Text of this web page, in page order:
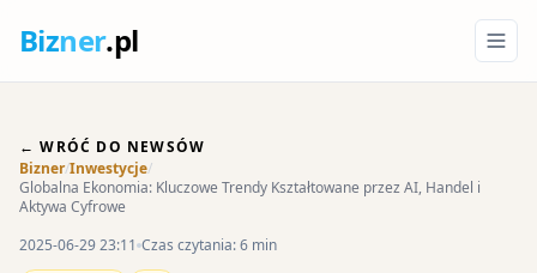
Bizner.pl
← WRÓĆ DO NEWSÓW
Bizner/Inwestycje/
Globalna Ekonomia: Kluczowe Trendy Kształtowane przez AI, Handel i
Aktywa Cyfrowe
2025-06-29 23:11 Czas czytania: 6 min